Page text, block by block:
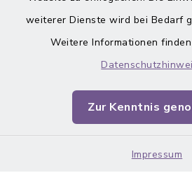
weiterer Dienste wird bei Bedarf
Weitere Informationen
Zur Kenntnis
Impressum
Datenschutz
Impressum